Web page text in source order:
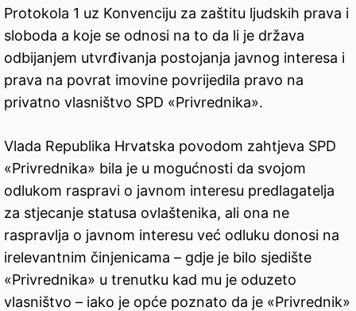
Protokola 1 uz Konvenciju za zaštitu ljudskih prava i
sloboda a koje se odnosi na to da li je država
odbijanjem utvrđivanja postojanja javnog interesa i
prava na povrat imovine povrijedila pravo na
privatno vlasništvo SPD «Privrednika».
Vlada Republika Hrvatska povodom zahtjeva SPD
«Privrednika» bila je u mogućnosti da svojom
odlukom raspravi o javnom interesu predlagatelja
za stjecanje statusa ovlaštenika, ali ona ne
raspravlja o javnom interesu već odluku donosi na
irelevantnim činjenicama – gdje je bilo sjedište
«Privrednika» u trenutku kad mu je oduzeto
vlasništvo – iako je opće poznato da je «Privrednik»